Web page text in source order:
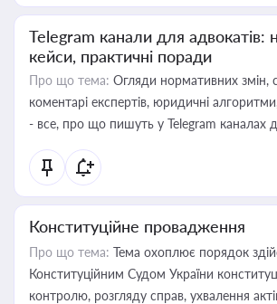
Telegram канали для адвокатів:
кейси, практичні поради
Про що тема: Огляди нормативних змін,
коментарі експертів, юридичні
- все, про що пишуть у Telegram каналах
Конституційне провадження
Про що тема: Тема охоплює порядок
Конституційним Судом України
контролю, розгляду справ, ухвалення